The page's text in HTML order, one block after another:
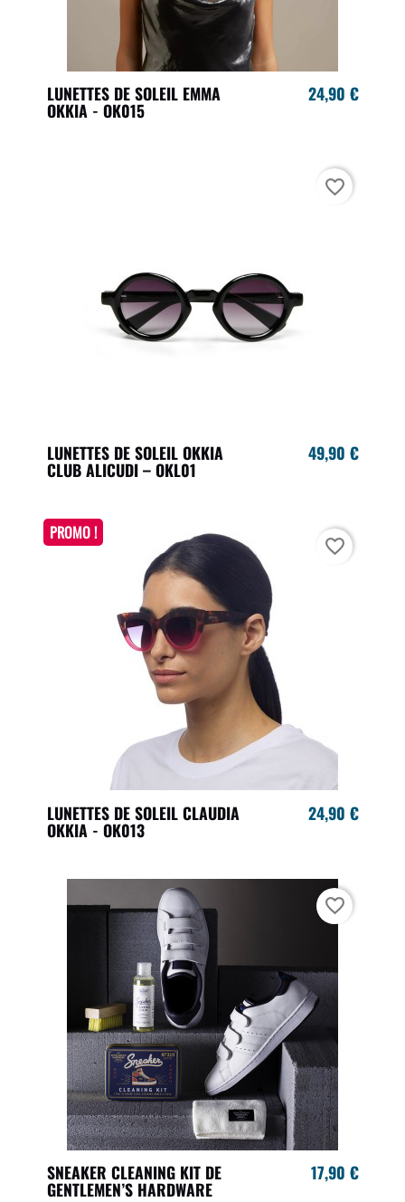
LUNETTES DE SOLEIL EMMA
OKKIA - OK015
24,90 €
LUNETTES DE SOLEIL OKKIA
CLUB ALICUDI – OKL01
49,90 €
favorite_border
LUNETTES DE SOLEIL CLAUDIA
OKKIA - OK013
24,90 €
PROMO !
favorite_border
SNEAKER CLEANING KIT DE
GENTLEMEN’S HARDWARE
17,90 €
favorite_border